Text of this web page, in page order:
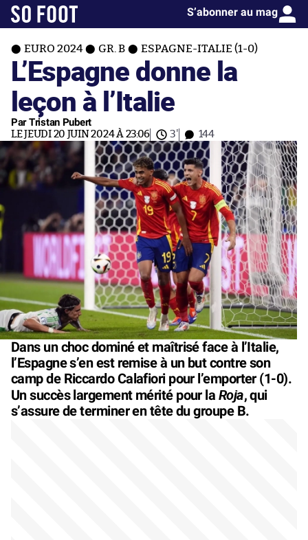
S’abonner au mag
EURO 2024 GR. B ESPAGNE-ITALIE (1-0)
L’Espagne donne la
leçon à l’Italie
Par Tristan Pubert
LE JEUDI 20 JUIN 2024 À 23:06 3' 144
Dans un choc dominé et maîtrisé face à l’Italie,
l’Espagne s’en est remise à un but contre son
camp de Riccardo Calafiori pour l’emporter (1-0).
Un succès largement mérité pour la Roja, qui
s’assure de terminer en tête du groupe B.